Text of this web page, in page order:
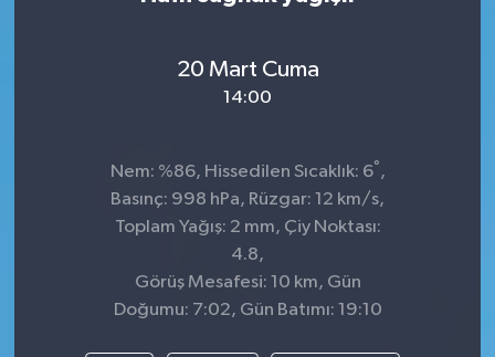
20 Mart Cuma
14:00
Nem: %86, Hissedilen Sıcaklık: 6° ,
Basınç: 998 hPa, Rüzgar: 12 km/s,
Toplam Yağış: 2 mm, Çiy Noktası:
4.8,
Görüş Mesafesi: 10 km, Gün
Doğumu: 7:02, Gün Batımı: 19:10